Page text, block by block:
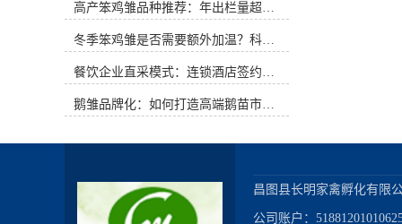
度。箱体机，在孵化12天左右时，可
位之间相互换位，3、4车位之间相互
的出雏陕慢不一致。巷道机，可以在
1～4车位的上、下方位装置挡风板，
意图是挡住上、下的风，让更多的风
步出雏。众所周知，空气交流在孵化
过程中是一个至关重要的目标。为了
的饮食记忆与文化传承。其制作工艺
间把握，才能在蛋内形成半胚胎化的
特殊状态。这种独特的制作过程本身
就蕴含着匠心与传统的温度。在礼盒
包装设计中，应当深入挖掘这一文化
内涵，将其转化为视觉语言与情感联
味的图案元素，如 subtle 的水波纹、
亭台楼阁剪影或传统花鸟图案，营造
高产笨鸡雏品种推荐：年出栏量超万只的鸡种
冬季笨鸡雏是否需要额外加温？科学数据解析
餐饮企业直采模式：连锁酒店签约脱温大种鹅雏供应商
鹅雏品牌化：如何打造高端鹅苗市场？
昌图县长明家禽孵化有限
公司账户：